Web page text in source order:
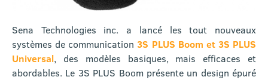
Sena Technologies inc. a lancé les tout nouveaux
systèmes de communication3S PLUS Boom et 3S PLUS
Universal, des modèles basiques, mais efficaces et
abordables. Le 3S PLUS Boom présente un design épuré